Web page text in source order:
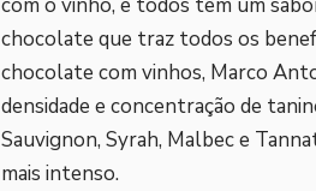
chocolate que traz todos os
chocolate com vinhos, Marco
densidade e concentração de
Sauvignon, Syrah, Malbec e
mais intenso.